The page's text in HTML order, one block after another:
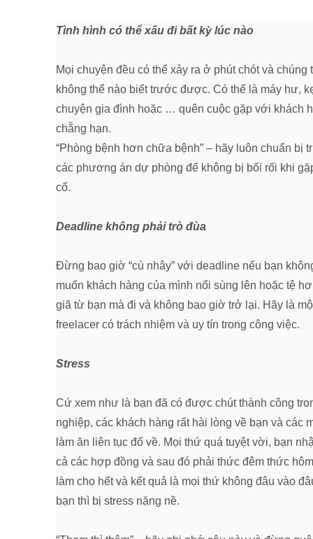
Tình hình có thể xấu đi bất kỳ lúc nào
Mọi chuyện đều có thể xảy ra ở phút chót và chúng
không thể nào biết trước được. Có thể là máy hư,
chuyện gia đình hoặc … quên cuộc gặp với khách
chẵng hạn.
“Phòng bệnh hơn chữa bệnh” – hãy luôn chuẩn bị
các phương án dự phòng để không bị bối rối khi
cố.
Deadline không phải trò đùa
Đừng bao giờ “cù nhây” với deadline nếu bạn
muốn khách hàng của mình nổi sùng lên hoặc tệ
giã từ bạn mà đi và không bao giờ trở lại. Hãy là
freelacer có trách nhiệm và uy tín trong công việc.
Stress
Cứ xem như là bạn đã có được chút thành công
nghiệp, các khách hàng rất hài lòng về bạn và các
làm ăn liên tục đổ về. Mọi thứ quá tuyệt vời, bạn
cả các hợp đồng và sau đó phải thức đêm thức
làm cho hết và kết quả là mọi thứ không đâu vào
bạn thì bị stress nặng nề.